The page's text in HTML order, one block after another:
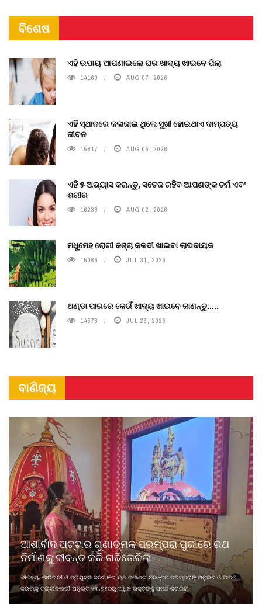
ବିଶେଷ
ଏହି ଉପାୟ ଆପଣାଇଲେ ଘର ଖାଦ୍ୟ ଖାଇବେ ପିଲା
14160 AUG 07, 2026
ଏହି ସ୍ଥାନରେ କଳାଜାଇ ଥିଲେ ସୁଖୀ ହୋଇଥାଏ ଦାମ୍ପତ୍ୟ
ଜୀବନ
15817 AUG 05, 2026
ଏହି ୫ ଅଭ୍ୟାସ କରନ୍ତୁ, ସତେଜ ରହିବ ଆପଣଙ୍କ ଚର୍ମ ଏବଂ
ଶରୀର
16233 AUG 02, 2026
ମଧୁମେହ ରୋଗୀ କଞ୍ଚା କଳଦୀ ଖାଇବା ଲାଭଦାୟକ
15086 JUL 31, 2026
ଥଣ୍ଡା ପାଗରେ କେଉଁ ଖାଦ୍ୟ ଖାଇବେ ଜାଣନ୍ତୁ.....
14578 JUL 28, 2026
ବାଣିଜ୍ୟ
ଆଶୀର୍ବାଦ ଅଟ୍ଟାର ଗୁଣାତ୍ମକ ପରମ୍ପରା ପୁରୀରେ ରଥ
ନିର୍ମାଣକୁ ଜୀବନ୍ତ କରି ଗଢିତୋଳିଲା
ଐତିହ୍ୟ, କାରିଗରୀ ଓ ପ୍ରଯୁକ୍ତି ଜରିଆରେ ଋଥ ନିର୍ମାଣର ଚିରନ୍ତନ ପରମ୍ପରାକୁ ଅନୁଭବ ଓ ପାଳନ
କରିବାକୁ ତଲ୍ଲିନକାରୀ ଅନୁଭୂତି ୧୩,୭୫୦ରୁ ଅଧିକ ଭକ୍ତଙ୍କୁ ସମର୍ଥ କରାଇଲା